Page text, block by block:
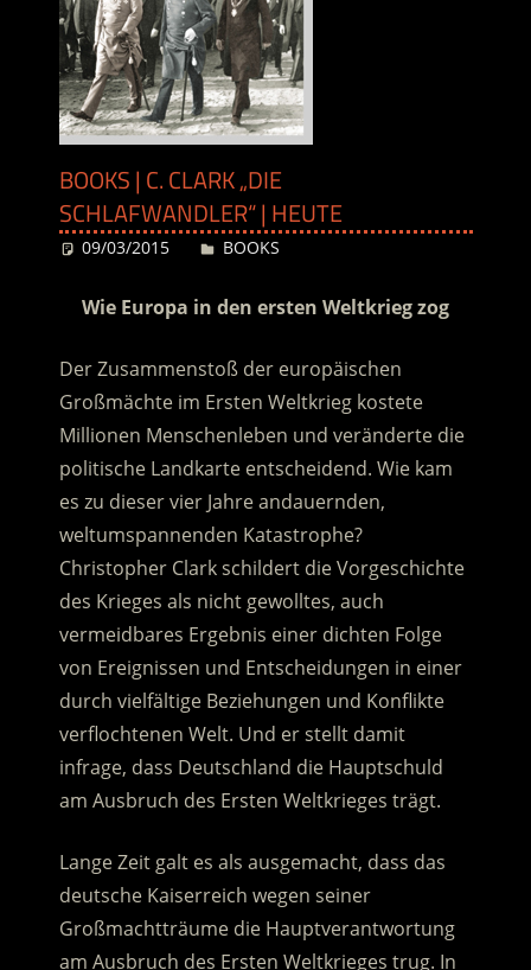
BOOKS | C. CLARK „DIE
SCHLAFWANDLER“ | HEUTE
09/03/2015 Desiree
BOOKS
Wie Europa in den ersten Weltkrieg zog
Der Zusammenstoß der europäischen
Großmächte im Ersten Weltkrieg kostete
Millionen Menschenleben und veränderte die
politische Landkarte entscheidend. Wie kam
es zu dieser vier Jahre andauernden,
weltumspannenden Katastrophe?
Christopher Clark schildert die Vorgeschichte
des Krieges als nicht gewolltes, auch
vermeidbares Ergebnis einer dichten Folge
von Ereignissen und Entscheidungen in einer
durch vielfältige Beziehungen und Konflikte
verflochtenen Welt. Und er stellt damit
infrage, dass Deutschland die Hauptschuld
am Ausbruch des Ersten Weltkrieges trägt.
Lange Zeit galt es als ausgemacht, dass das
deutsche Kaiserreich wegen seiner
Großmachtträume die Hauptverantwortung
am Ausbruch des Ersten Weltkrieges trug. In